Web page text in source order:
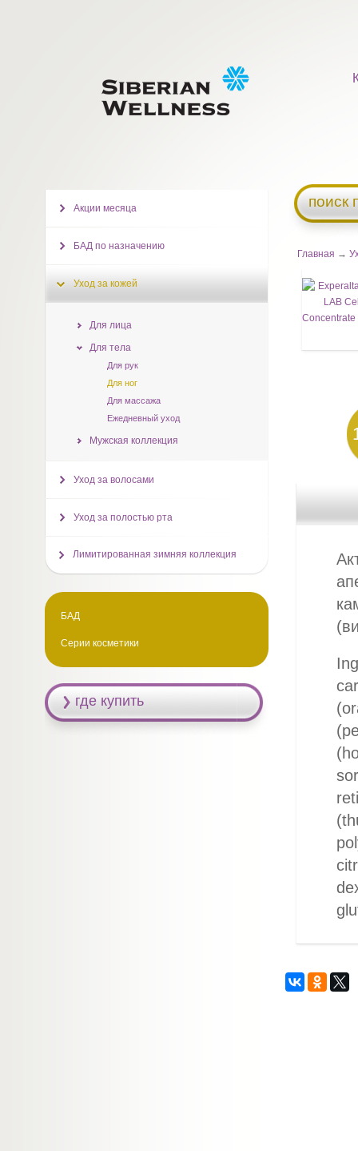
поиск
Главная →
Акции месяца
БАД по назначению
Уход за кожей
Для лица
Для тела
Для рук
Для ног
Для массажа
Ежедневный уход
Мужская коллекция
Уход за волосами
Уход за полостью рта
Лимитированная зимняя коллекция
БАД
Серии косметики
где купить